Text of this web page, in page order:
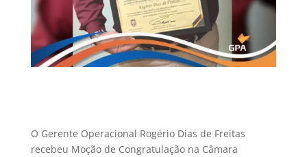
O Gerente Operacional Rogério Dias de Freitas
recebeu Moção de Congratulação na Câmara